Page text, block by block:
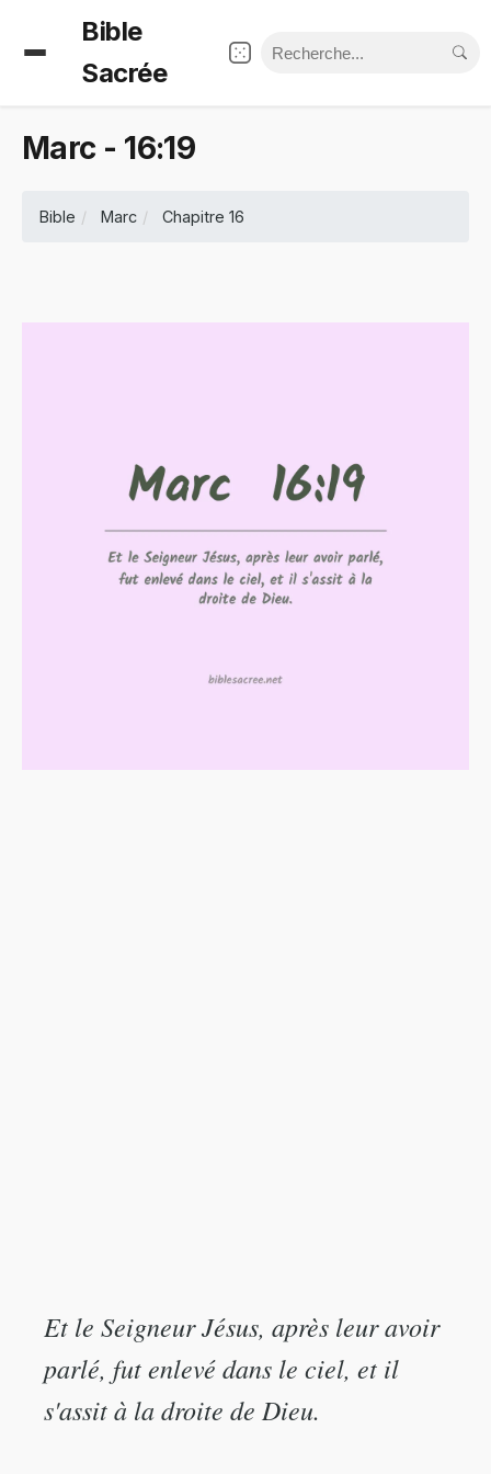
Bible
Sacrée
Marc - 16:19
Bible Marc Chapitre 16
Et le Seigneur Jésus, après leur avoir
parlé, fut enlevé dans le ciel, et il
s'assit à la droite de Dieu.